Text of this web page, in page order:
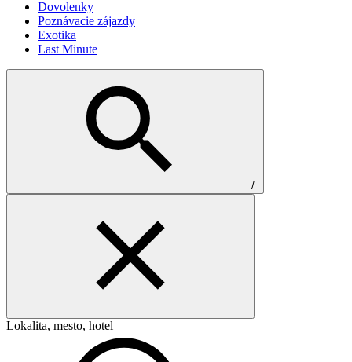
Dovolenky
Poznávacie zájazdy
Exotika
Last Minute
/
Lokalita, mesto, hotel